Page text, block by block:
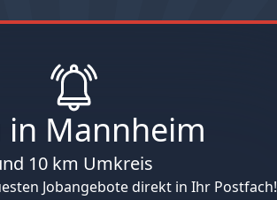
in Mannheim
10 km Umkreis
Jobangebote direkt in Ihr Postfach!